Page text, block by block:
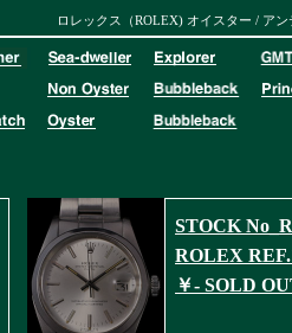
ロレックス（ROLEX) オイスター / ア
STOCK
ROLEX
￥- SOLD